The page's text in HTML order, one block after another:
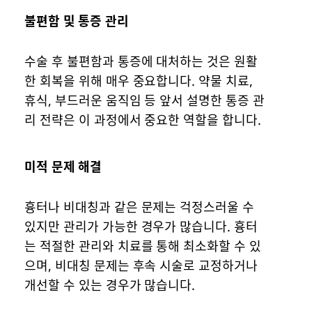
불편함 및 통증 관리
수술 후 불편함과 통증에 대처하는 것은 원활
한 회복을 위해 매우 중요합니다. 약물 치료,
휴식, 부드러운 움직임 등 앞서 설명한 통증 관
리 전략은 이 과정에서 중요한 역할을 합니다.
미적 문제 해결
흉터나 비대칭과 같은 문제는 걱정스러울 수
있지만 관리가 가능한 경우가 많습니다. 흉터
는 적절한 관리와 치료를 통해 최소화할 수 있
으며, 비대칭 문제는 후속 시술로 교정하거나
개선할 수 있는 경우가 많습니다.